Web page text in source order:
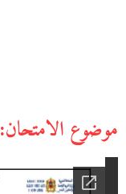
موضوع الامتحان: